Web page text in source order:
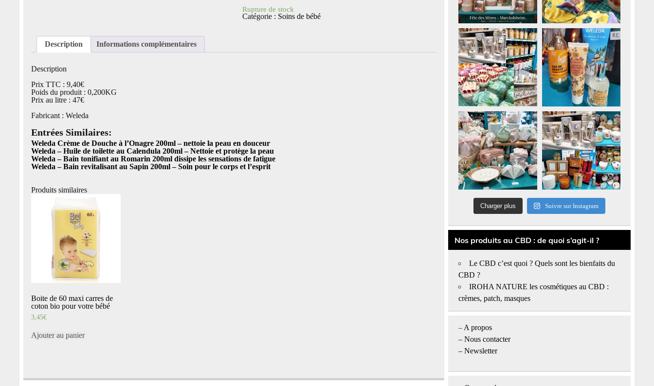
Rupture de stock
Catégorie : Soins de bébé
Description Informations complémentaires
Description
Prix TTC : 9,40€
Poids du produit : 0,200KG
Prix au litre : 47€
Fabricant : Weleda
Entrées Similaires:
Weleda Crème de Douche à l’Onagre 200ml – nettoie la peau en douceur
Weleda – Huile de toilette au Calendula 200ml – Nettoie et protège la peau
Weleda – Bain tonifiant au Romarin 200ml dissipe les sensations de fatigue
Weleda – Bain revitalisant au Sapin 200ml – Soin pour le corps et l’esprit
Produits similaires
Boite de 60 maxi carres de
coton bio pour votre bébé
3,45€
Ajouter au panier
Charger plus Suivre sur Instagram
Nos produits au CBD : de quoi s’agit-il ?
Le CBD c’est quoi ? Quels sont les bienfaits du
CBD ?
IROHA NATURE les cosmétiques au CBD :
crèmes, patch, masques
– A propos
–Nous contacter
– Newsletter